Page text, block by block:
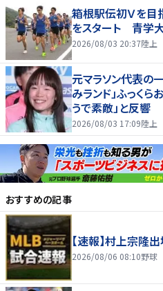
箱根駅伝初Ｖを目
をスタート 青学大
2026/08/03 20:37陸上
元マラソン代表の
みランド」ふっく
うで素敵」と反響
2026/08/03 17:09陸上
おすすめの記事
【速報】村上宗隆
2026/08/06 08:10野球